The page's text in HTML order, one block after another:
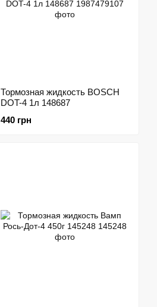
Тормозная жидкость BOSCH
DOT-4 1л 148687
440 грн